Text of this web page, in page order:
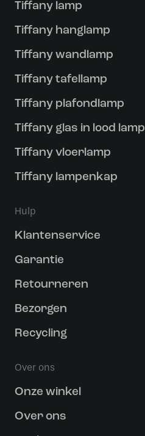
Tiffany lamp
Tiffany hanglamp
Tiffany wandlamp
Tiffany tafellamp
Tiffany plafondlamp
Tiffany glas in lood lamp
Tiffany vloerlamp
Tiffany lampenkap
Hulp
Klantenservice
Garantie
Retourneren
Bezorgen
Recycling
Over ons
Onze winkel
Over ons